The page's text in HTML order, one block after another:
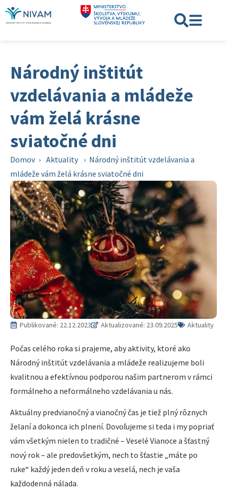
Národný inštitút
vzdelávania a mládeže
vám želá krásne
sviatočné dni
Domov › Aktuality › Národný inštitút vzdelávania a
mládeže vám želá krásne sviatočné dni
Publikované: 22.12.2023 Aktualizované: 23.09.2025 Aktuality
Počas celého roka si prajeme, aby aktivity, ktoré ako
Národný inštitút vzdelávania a mládeže realizujeme boli
kvalitnou a efektívnou podporou našim partnerom v rámci
formálneho a neformálneho vzdelávania u nás.
Aktuálny predvianočný a vianočný čas je tiež plný rôznych
želaní a dokonca ich plnení. Dovoľujeme si teda i my popriať
vám všetkým nielen to tradičné – Veselé Vianoce a šťastný
nový rok – ale predovšetkým, nech to šťastie „máte po
ruke“ každý jeden deň v roku a veselá, nech je vaša
každodenná nálada.